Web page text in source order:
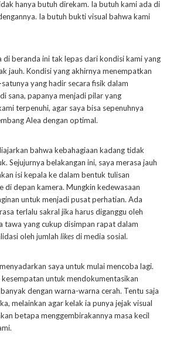
hanya butuh direkam. Ia butuh kami ada di
Ia butuh bukti visual bahwa kami
beranda ini tak lepas dari kondisi kami yang
jauh. Kondisi yang akhirnya menempatkan
yang hadir secara fisik dalam
sana, papanya menjadi pilar yang
terpenuhi, agar saya bisa sepenuhnya
Alea dengan optimal.
bahwa kebahagiaan kadang tidak
Sejujurnya belakangan ini, saya merasa jauh
isi kepala ke dalam bentuk tulisan
di depan kamera. Mungkin kedewasaan
untuk menjadi pusat perhatian. Ada
terlalu sakral jika harus diganggu oleh
tawa yang cukup disimpan rapat dalam
oleh jumlah likesdi media sosial.
saya untuk mulai mencoba lagi.
untuk mendokumentasikan
dengan warna-warna cerah. Tentu saja
melainkan agar kelak ia punya jejak visual
betapa menggembirakannya masa kecil